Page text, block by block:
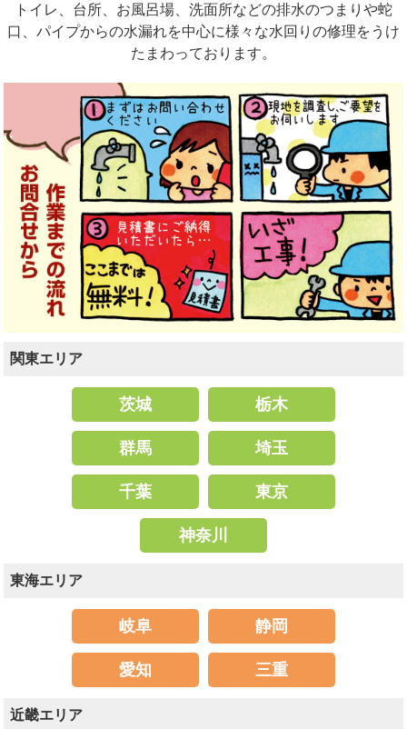
トイレ、台所、お風呂場、洗面所などの排水のつまりや蛇
口、パイプからの水漏れを中心に様々な水回りの修理をうけ
たまわっております。
関東エリア
茨城 栃木
群馬 埼玉
千葉 東京
神奈川
東海エリア
岐阜 静岡
愛知 三重
近畿エリア